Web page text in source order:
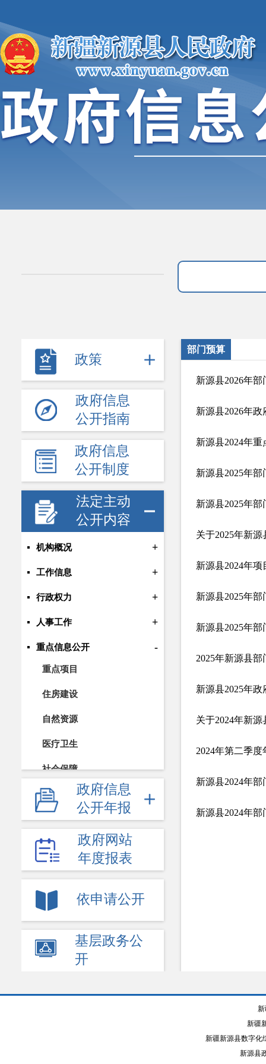
政策
政府信息
公开指南
政府信息
公开制度
法定主动
公开内容
机构概况 +
工作信息 +
行政权力 +
人事工作 +
重点信息公开 -
重点项目
住房建设
自然资源
医疗卫生
社会保障
就业创业
社保医保
生态环境
食品药品监管
教育公开
乡村振兴
权责清单
财政公开
政府信息
公开年报
政府网站
年度报表
依申请公开
基层政务公
开
部门预算
新源县2026年
新源县2026年
新源县2024年
新源县2025年
新源县2025年
关于2025年新
新源县2024年
新源县2025年
新源县2025年
2025年新源县
新源县2025年
关于2024年新
2024年第二季
新源县2024年
新源县2024年
新疆
新疆新源县数字化
新源县